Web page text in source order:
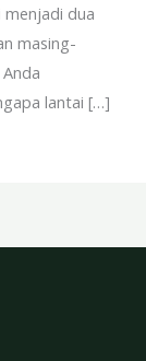
menjadi dua
masing-
lantai […]